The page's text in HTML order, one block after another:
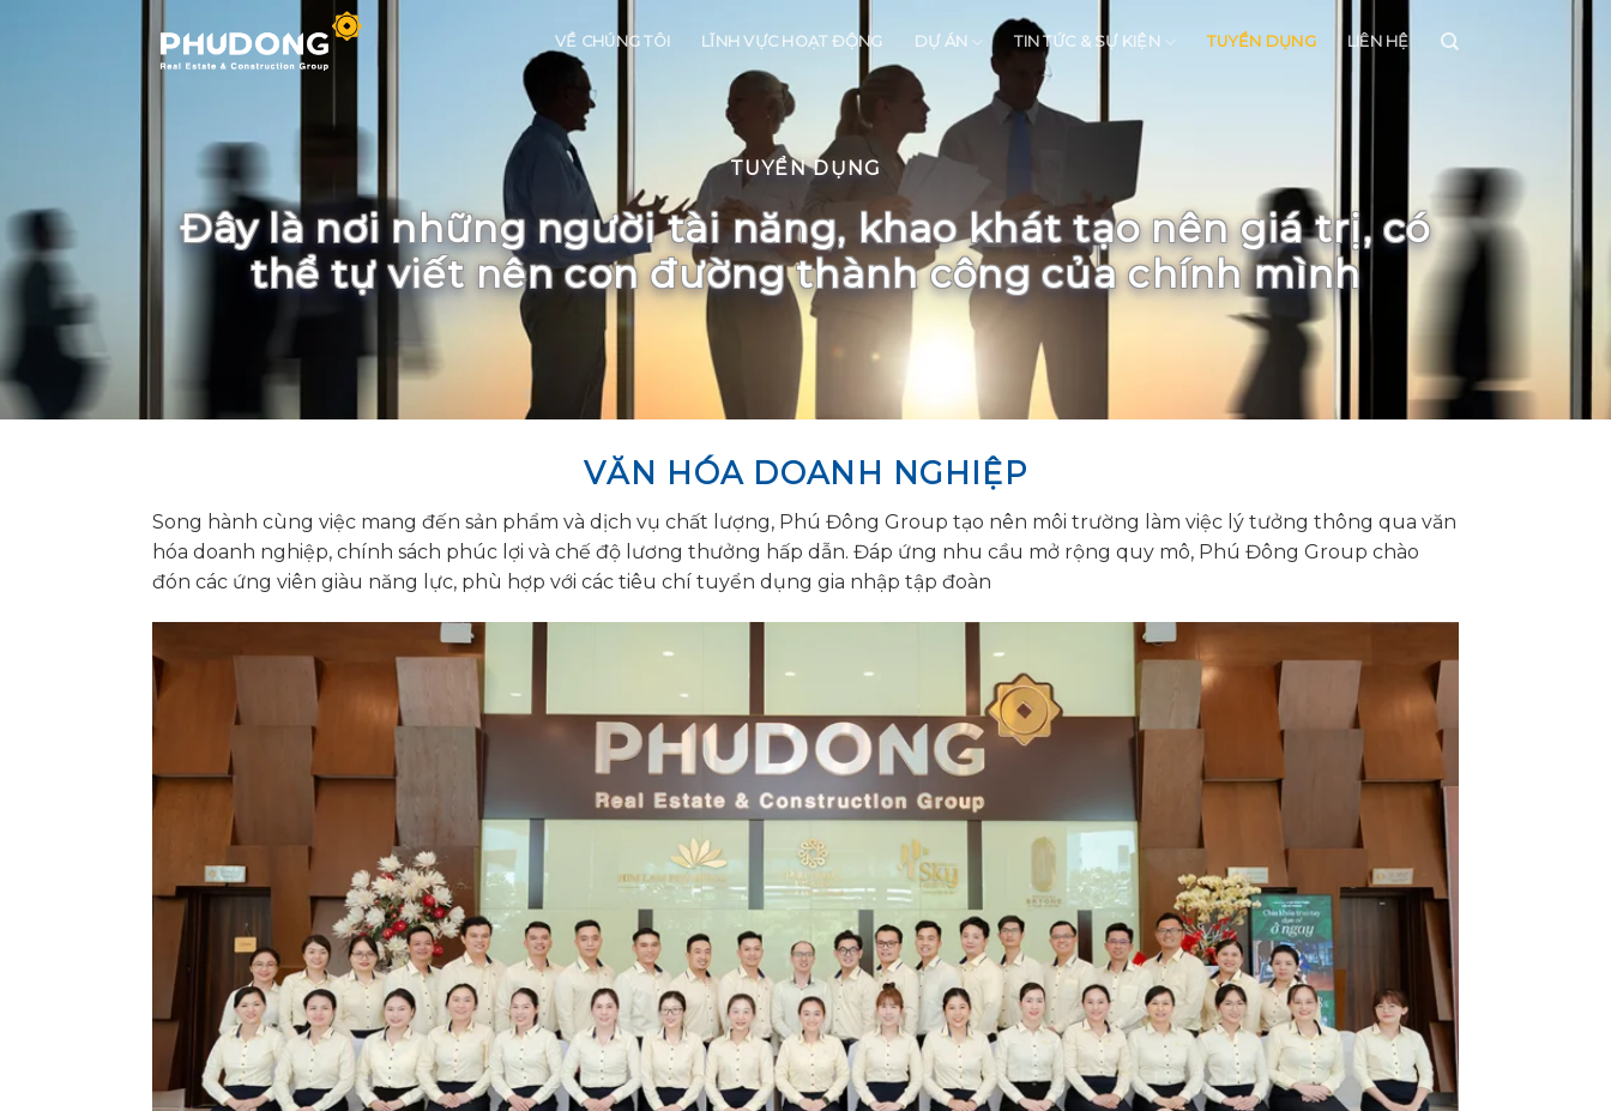
VỀ CHÚNG TÔI LĨNH VỰC HOẠT ĐỘNG DỰ ÁN TIN TỨC & SỰ KIỆN TUYỂN DỤNG LIÊN HỆ
TUYỂN DỤNG
Đây là nơi những người tài năng, khao khát tạo nên giá trị, có
thể tự viết nên con đường thành công của chính mình
VĂN HÓA DOANH NGHIỆP
Song hành cùng việc mang đến sản phẩm và dịch vụ chất lượng, Phú Đông Group tạo nên môi trường làm việc lý tưởng thông qua văn
hóa doanh nghiệp, chính sách phúc lợi và chế độ lương thưởng hấp dẫn. Đáp ứng nhu cầu mở rộng quy mô, Phú Đông Group chào
đón các ứng viên giàu năng lực, phù hợp với các tiêu chí tuyển dụng gia nhập tập đoàn